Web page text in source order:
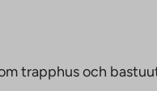
trapphus och